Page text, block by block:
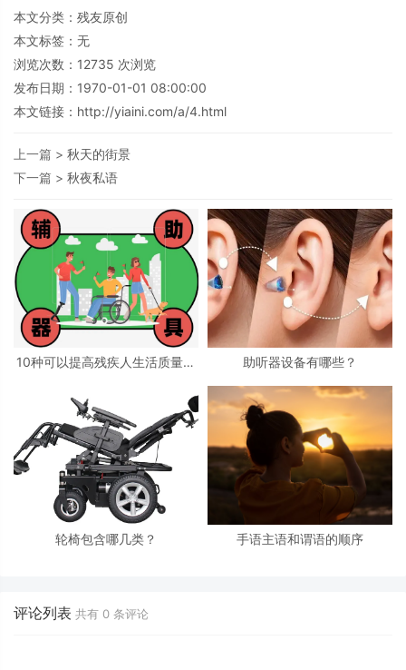
本文分类： 残友原创
本文标签：无
浏览次数： 12735 次浏览
发布日期：1970-01-01 08:00:00
本文链接： http://yiaini.com/a/4.html
上一篇 > 秋天的街景
下一篇 > 秋夜私语
10种可以提高残疾人生活质量的
助听器设备有哪些？
轮椅包含哪几类？ 手语主语和谓语的顺序
评论列表 共有 0 条评论